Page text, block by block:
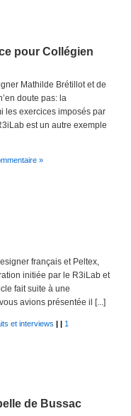
pour Collégien
Mathilde Brétillot et de
doute pas: la
les exercices imposés par
est un autre exemple
»
français et Peltex,
initiée par le R3iLab et
fait suite à une
avions présentée il [...]
et interviews | | 1
de Bussac